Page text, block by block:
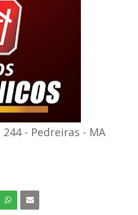
- Pedreiras - MA